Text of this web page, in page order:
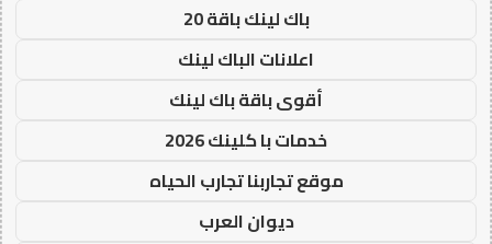
باك لينك باقة 20
اعلانات الباك لينك
أقوى باقة باك لينك
خدمات با كلينك 2026
موقع تجاربنا تجارب الحياه
ديوان العرب